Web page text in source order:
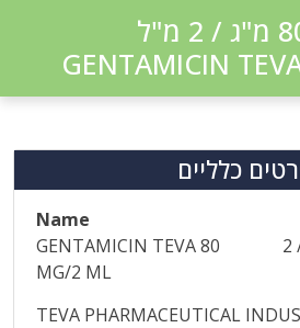
GENTAMICIN
כלליים
Name
גנטמיצין טבע 80 מ"ג / 2
GENTAMICIN TEVA 80
MG/2 ML
TEVA PHARMACEUTICAL